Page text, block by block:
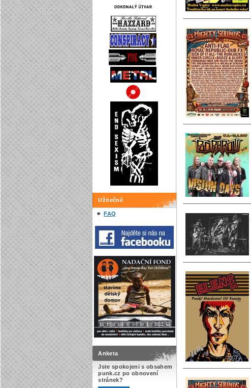
Užitečné
FAQ
Anketa
Jste spokojeni s obsahem
punk.cz po obnovení
stránek?